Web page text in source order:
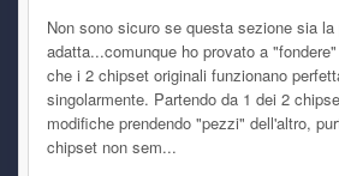
Non sono sicuro se questa sezione sia la
adatta...comunque ho provato a
che i 2 chipset originali funzionano
singolarmente. Partendo da 1 dei 2
modifiche prendendo "pezzi" dell'altro,
chipset non sem...